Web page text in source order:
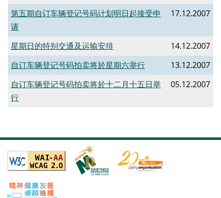
第五期自订车辆登记号码计划明日起接受申
请
17.12.2007
星期日的特别交通及运输安排
14.12.2007
自订车辆登记号码拍卖将於星期六举行
13.12.2007
自订车辆登记号码拍卖将於十二月十五日举
行
05.12.2007